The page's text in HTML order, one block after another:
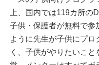
上、国内では119カ所の
子供・保護者が無料で
ように先生が子供にプ
く、子供がやりたいこ